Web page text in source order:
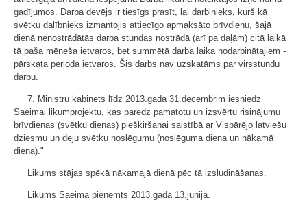
gadījumos. Darba devējs ir tiesīgs prasīt, lai darbinieks, kurš kā
svētku dalībnieks izmantojis attiecīgo apmaksāto brīvdienu, šajā
dienā nenostrādātās darba stundas nostrādā (arī pa daļām) citā laikā
tā paša mēneša ietvaros, bet summētā darba laika nodarbinātajiem -
pārskata perioda ietvaros. Šis darbs nav uzskatāms par virsstundu
darbu.
7. Ministru kabinets līdz 2013.gada 31.decembrim iesniedz
Saeimai likumprojektu, kas paredz pamatotu un izsvērtu risinājumu
brīvdienas (svētku dienas) piešķiršanai saistībā ar Vispārējo latviešu
dziesmu un deju svētku noslēgumu (noslēguma diena un nākamā
diena)."
Likums stājas spēkā nākamajā dienā pēc tā izsludināšanas.
Likums Saeimā pieņemts 2013.gada 13.jūnijā.